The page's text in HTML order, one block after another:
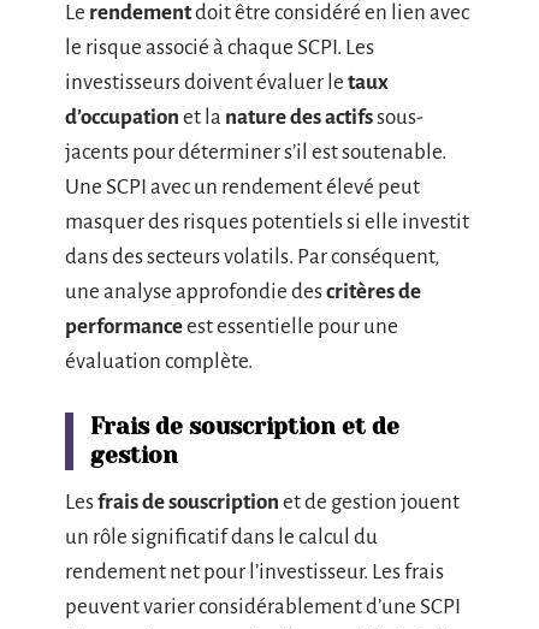
Le rendementdoit être considéré en lien avec
le risque associé à chaque SCPI. Les
investisseurs doivent évaluer le taux
d’occupation et la nature des actifssous-
jacents pour déterminer s’il est soutenable.
Une SCPI avec un rendement élevé peut
masquer des risques potentiels si elle investit
dans des secteurs volatils. Par conséquent,
une analyse approfondie descritères de
performanceest essentielle pour une
évaluation complète.
Frais de souscription et de
gestion
Lesfrais de souscription et de gestion jouent
un rôle significatif dans le calcul du
rendement net pour l’investisseur. Les frais
peuvent varier considérablement d’une SCPI